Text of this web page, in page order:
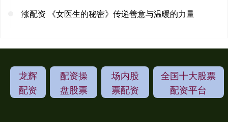
涨配资 《女医生的秘密》传递善意与温暖的力量
龙辉
配资
配资操
盘股票
场内股
票配资
全国十大股票
配资平台